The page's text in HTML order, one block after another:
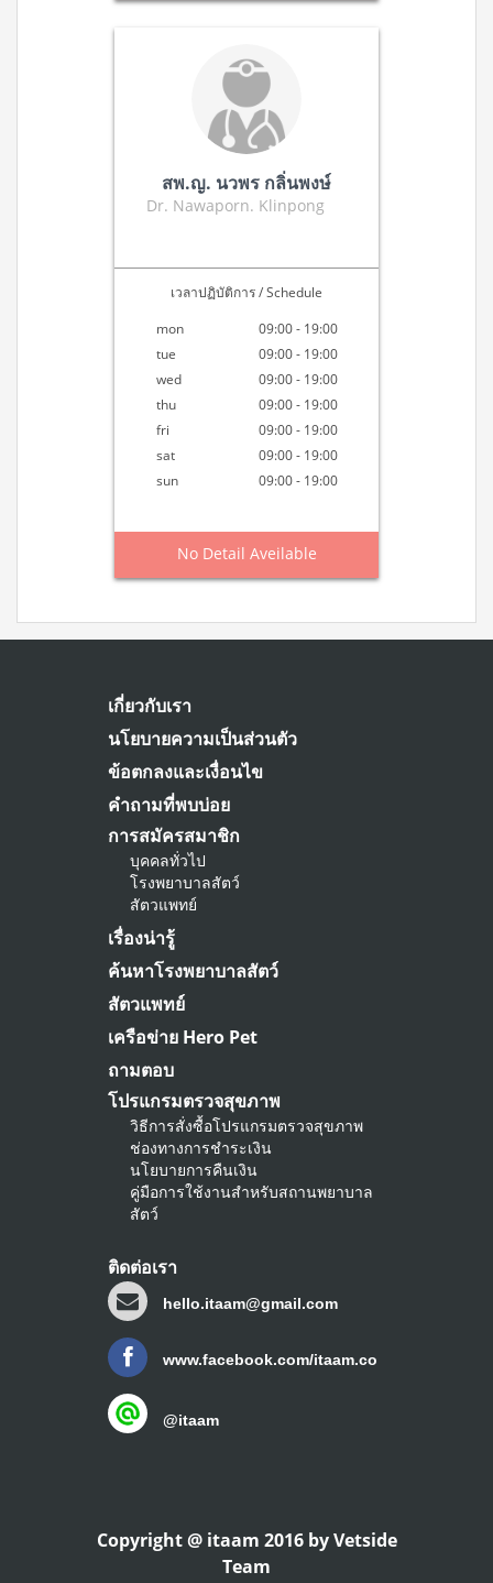
สพ.ญ. นวพร กลิ่นพงษ์
Dr. Nawaporn. Klinpong
เวลาปฏิบัติการ / Schedule
mon
09:00 - 19:00
tue
09:00 - 19:00
wed
09:00 - 19:00
thu
09:00 - 19:00
fri
09:00 - 19:00
sat
09:00 - 19:00
sun
09:00 - 19:00
No Detail Aveilable
เกี่ยวกับเรา
นโยบายความเป็นส่วนตัว
ข้อตกลงและเงื่อนไข
คำถามที่พบบ่อย
การสมัครสมาชิก
บุคคลทั่วไป
โรงพยาบาลสัตว์
สัตวแพทย์
เรื่องน่ารู้
ค้นหาโรงพยาบาลสัตว์
สัตวแพทย์
เครือข่าย Hero Pet
ถามตอบ
โปรแกรมตรวจสุขภาพ
วิธีการสั่งซื้อโปรแกรมตรวจสุขภาพ
ช่องทางการชำระเงิน
นโยบายการคืนเงิน
คู่มือการใช้งานสำหรับสถานพยาบาล
สัตว์
ติดต่อเรา
hello.itaam@gmail.com
www.facebook.com/itaam.co
@itaam
Copyright @ itaam 2016 by Vetside
Team